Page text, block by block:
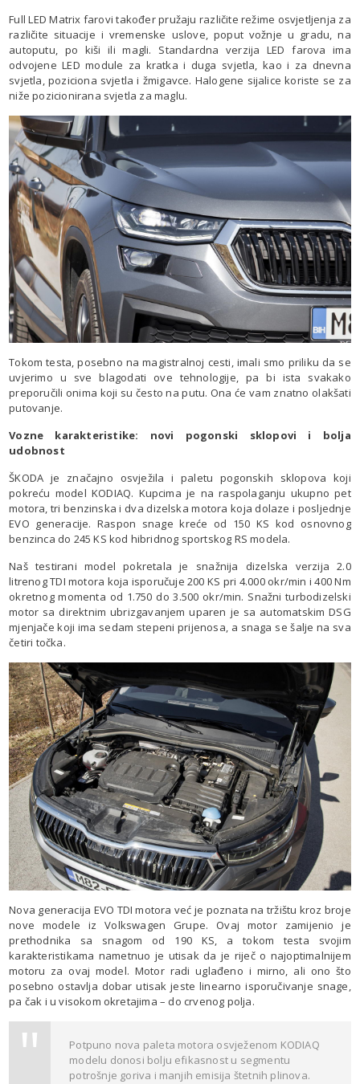
Full LED Matrix farovi također pružaju različite režime osvjetljenja za
različite situacije i vremenske uslove, poput vožnje u gradu, na
autoputu, po kiši ili magli. Standardna verzija LED farova ima
odvojene LED module za kratka i duga svjetla, kao i za dnevna
svjetla, poziciona svjetla i žmigavce. Halogene sijalice koriste se za
niže pozicionirana svjetla za maglu.
Tokom testa, posebno na magistralnoj cesti, imali smo priliku da se
uvjerimo u sve blagodati ove tehnologije, pa bi ista svakako
preporučili onima koji su često na putu. Ona će vam znatno olakšati
putovanje.
Vozne karakteristike: novi pogonski sklopovi i bolja
udobnost
ŠKODA je značajno osvježila i paletu pogonskih sklopova koji
pokreću model KODIAQ. Kupcima je na raspolaganju ukupno pet
motora, tri benzinska i dva dizelska motora koja dolaze i posljednje
EVO generacije. Raspon snage kreće od 150 KS kod osnovnog
benzinca do 245 KS kod hibridnog sportskog RS modela.
Naš testirani model pokretala je snažnija dizelska verzija 2.0
litrenog TDI motora koja isporučuje 200 KS pri 4.000 okr/min i 400 Nm
okretnog momenta od 1.750 do 3.500 okr/min. Snažni turbodizelski
motor sa direktnim ubrizgavanjem uparen je sa automatskim DSG
mjenjače koji ima sedam stepeni prijenosa, a snaga se šalje na sva
četiri točka.
Nova generacija EVO TDI motora već je poznata na tržištu kroz broje
nove modele iz Volkswagen Grupe. Ovaj motor zamijenio je
prethodnika sa snagom od 190 KS, a tokom testa svojim
karakteristikama nametnuo je utisak da je riječ o najoptimalnijem
motoru za ovaj model. Motor radi uglađeno i mirno, ali ono što
posebno ostavlja dobar utisak jeste linearno isporučivanje snage,
pa čak i u visokom okretajima – do crvenog polja.
Potpuno nova paleta motora osvježenom KODIAQ
modelu donosi bolju efikasnost u segmentu
potrošnje goriva i manjih emisija štetnih plinova.